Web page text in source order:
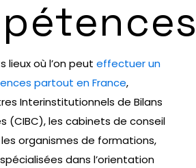
lieux où l’on peut effectuer un
partout en France,
Interinstitutionnels de Bilans
(CIBC), les cabinets de conseil
organismes de formations,
dans l’orientation